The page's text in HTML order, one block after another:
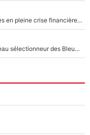
Grégory Lorenzi doit renoncer à cinq signatures en pleine crise financière : L’IA propose sept noms à l’OM pour un mercato réussi... à seulement 5M€ !
«Plus grand, je ferai chauffeur-livreur» : Nouveau sélectionneur des Bleus, Zinédine Zidane s’était imaginé un avenir très différent lorsqu'il était enfant